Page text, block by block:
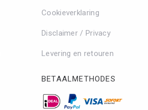
Cookieverklaring
Disclaimer / Privacy
Levering en retouren
BETAALMETHODES